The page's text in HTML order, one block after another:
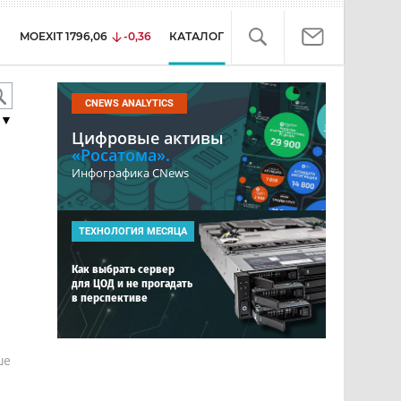
MOEXIT 1796,06 -0,36 КАТАЛОГ
▼
CNEWS ANALYTICS
Цифровые активы
«Росатома».
Инфографика CNews
ТЕХНОЛОГИЯ МЕСЯЦА
Как выбрать сервер
для ЦОД и не прогадать
в перспективе